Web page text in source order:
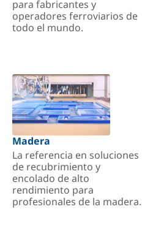
para fabricantes y
operadores ferroviarios de
todo el mundo.
Madera
La referencia en soluciones
de recubrimiento y
encolado de alto
rendimiento para
profesionales de la madera.